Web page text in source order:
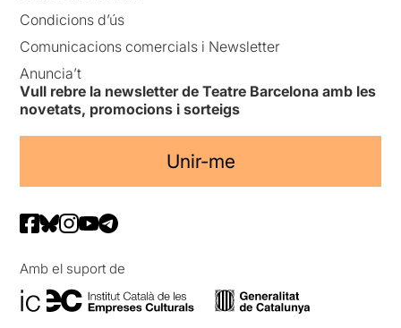
Condicions d’ús
Comunicacions comercials i Newsletter
Anuncia’t
Vull rebre la newsletter de Teatre Barcelona amb les
novetats, promocions i sorteigs
Unir-me
Amb el suport de